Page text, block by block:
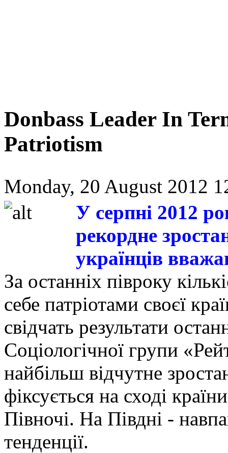
Donbass Leader In
Patriotism
Monday, 20 August 2012
У серпні 2012
рекордне
українців
За останніх півроку
себе патріотами своєї
свідчать результати
Соціологічної групи
найбільш відчутне
фіксується на сході
Півночі. На Півдні -
тенденції.